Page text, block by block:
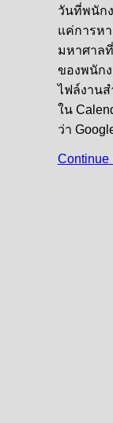
วันที่พนัก
แค่การห
มหาศาล
ของพนัก
ไฟล์งาน
ใน
ว่า
Continue